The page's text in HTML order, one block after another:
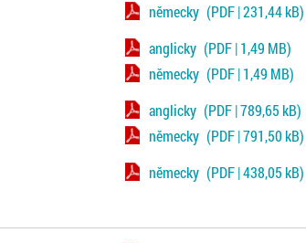
německy (PDF | 231,44 kB)
anglicky (PDF | 1,49 MB)
německy (PDF | 1,49 MB)
anglicky (PDF | 789,65 kB)
německy (PDF | 791,50 kB)
německy (PDF | 438,05 kB)